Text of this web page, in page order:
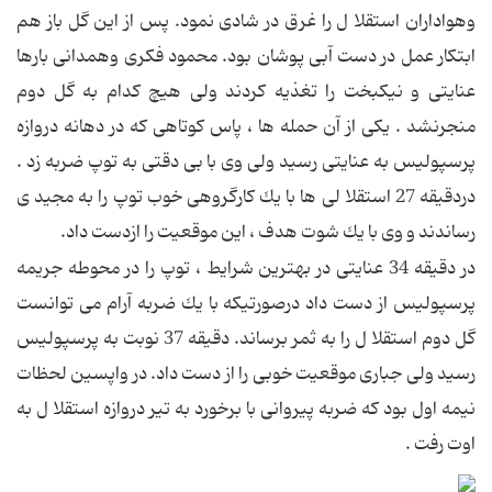
وهواداران استقلا ل را غرق در شادی نمود. پس از این گل باز هم
ابتكار عمل در دست آبی پوشان بود. محمود فكری وهمدانی بارها
عنایتی و نیكبخت را تغذیه كردند ولی هیچ كدام به گل دوم
منجرنشد . یكی از آن حمله ها ، پاس كوتاهی كه در دهانه دروازه
پرسپولیس به عنایتی رسید ولی وی با بی دقتی به توپ ضربه زد .
دردقیقه 27 استقلا لی ها با یك كارگروهی خوب توپ را به مجید ی
رساندند و وی با یك شوت هدف ، این موقعیت را ازدست داد.
در دقیقه 34 عنایتی در بهترین شرایط ، توپ را در محوطه جریمه
پرسپولیس از دست داد درصورتیكه با یك ضربه آرام می توانست
گل دوم استقلا ل را به ثمر برساند. دقیقه 37 نوبت به پرسپولیس
رسید ولی جباری موقعیت خوبی را از دست داد. در واپسین لحظات
نیمه اول بود كه ضربه پیروانی با برخورد به تیر دروازه استقلا ل به
اوت رفت .